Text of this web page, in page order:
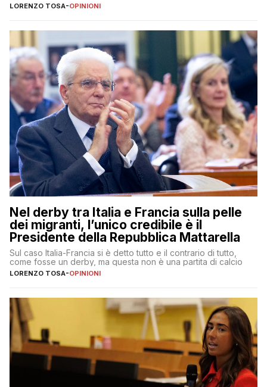
LORENZO TOSA-OPINIONI
Nel derby tra Italia e Francia sulla pelle
dei migranti, l’unico credibile è il
Presidente della Repubblica Mattarella
Sul caso Italia-Francia si è detto tutto e il contrario di tutto,
come fosse un derby, ma questa non è una partita di calcio
LORENZO TOSA-OPINIONI